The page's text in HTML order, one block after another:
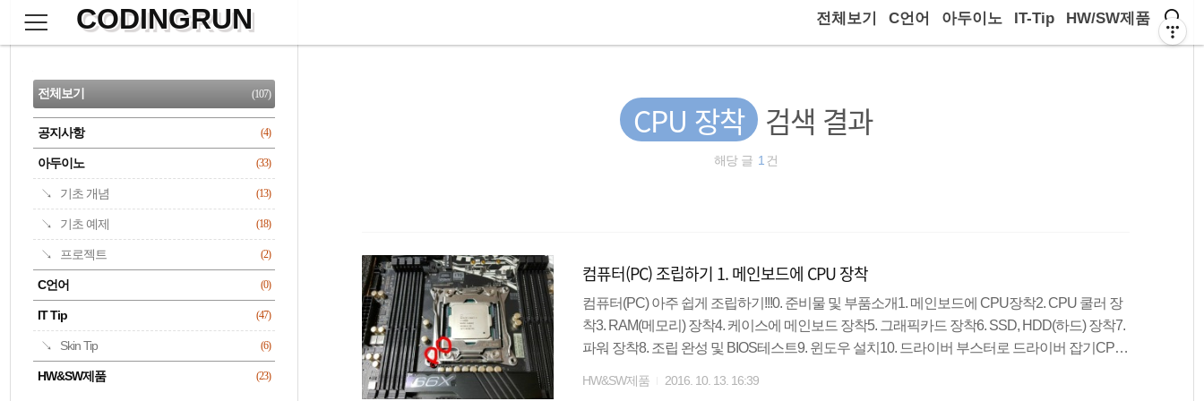
으
CODINGRUN 전체보기 C언어 아두이노 IT-Tip HW/SW제품
CPU 장착 검색 결과
해당 글 1 건
컴퓨터(PC) 조립하기 1. 메인보드에 CPU 장착
컴퓨터(PC) 아주 쉽게 조립하기!!!0. 준비물 및 부품소개1. 메인보드에 CPU장착2. CPU 쿨러 장
착3. RAM(메모리) 장착4. 케이스에 메인보드 장착5. 그래픽카드 장착6. SSD, HDD(하드) 장착7.
파워 장착8. 조립 완성 및 BIOS테스트9. 윈도우 설치10. 드라이버 부스터로 드라이버 잡기CPU
HW&SW제품 2016. 10. 13. 16:39
CATEGORY
전체보기 (107)
공지사항 (4)
아두이노 (33)
기초 개념 (13)
기초 예제 (18)
프로젝트 (2)
C언어 (0)
IT Tip (47)
Skin Tip (6)
HW&SW제품 (23)
검